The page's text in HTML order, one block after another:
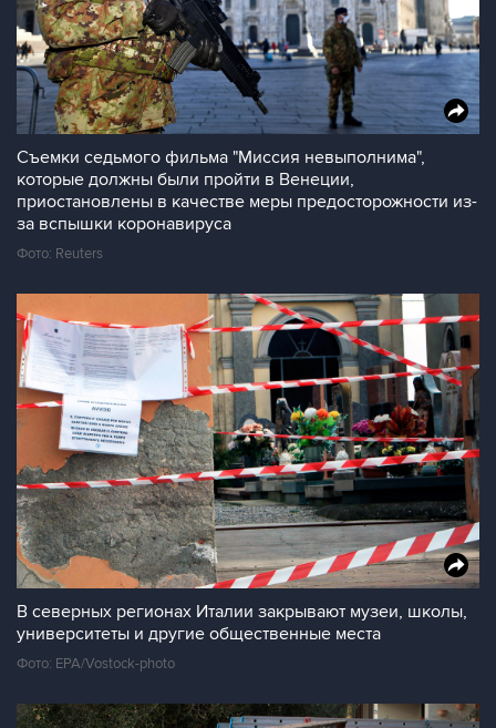
Съемки седьмого фильма "Миссия невыполнима",
которые должны были пройти в Венеции,
приостановлены в качестве меры предосторожности из-
за вспышки коронавируса
Фото: Reuters
В северных регионах Италии закрывают музеи, школы,
университеты и другие общественные места
Фото: EPA/Vostock-photo